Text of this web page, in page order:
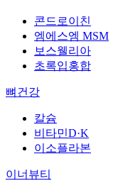
콘드로이친
엠에스엠 MSM
보스웰리아
초록입홍합
뼈건강
칼슘
비타민D·K
이소플라본
이너뷰티